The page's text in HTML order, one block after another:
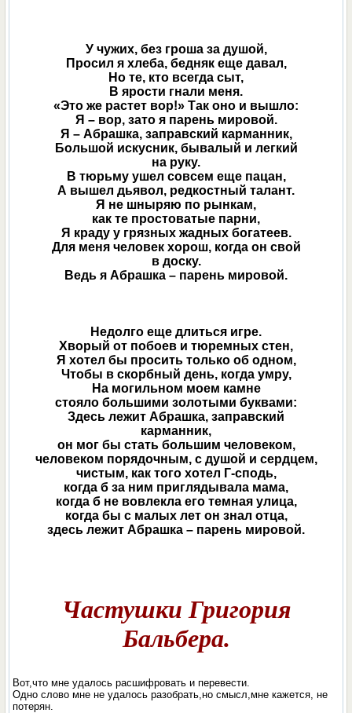
У чужих, без гроша за душой,
Просил я хлеба, бедняк еще давал,
Но те, кто всегда сыт,
В ярости гнали меня.
«Это же растет вор!» Так оно и вышло:
Я – вор, зато я парень мировой.
Я – Абрашка, заправский карманник,
Большой искусник, бывалый и легкий
на руку.
В тюрьму ушел совсем еще пацан,
А вышел дьявол, редкостный талант.
Я не шныряю по рынкам,
как те простоватые парни,
Я краду у грязных жадных богатеев.
Для меня человек хорош, когда он свой
в доску.
Ведь я Абрашка – парень мировой.
Недолго еще длиться игре.
Хворый от побоев и тюремных стен,
Я хотел бы просить только об одном,
Чтобы в скорбный день, когда умру,
На могильном моем камне
стояло большими золотыми буквами:
Здесь лежит Абрашка, заправский
карманник,
он мог бы стать большим человеком,
человеком порядочным, с душой и сердцем,
чистым, как того хотел Г-сподь,
когда б за ним приглядывала мама,
когда б не вовлекла его темная улица,
когда бы с малых лет он знал отца,
здесь лежит Абрашка – парень мировой.
Частушки Григория
Бальбера.
Вот,что мне удалось расшифровать и перевести.
Одно слово мне не удалось разобрать,но смысл,мне кажется, не
потерян.